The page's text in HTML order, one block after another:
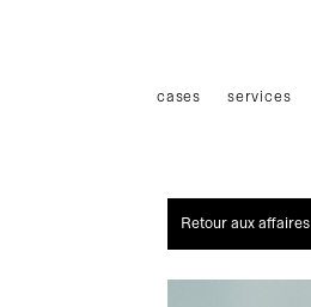
Haupmenü
cases services
Retour aux affaires